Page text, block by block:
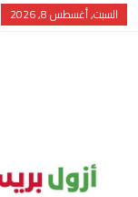
السبت, أغسطس 8, 2026